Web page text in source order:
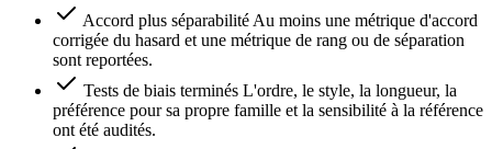
Accord plus séparabilité Au moins une métrique d'accord
corrigée du hasard et une métrique de rang ou de séparation
sont reportées.
Tests de biais terminés L'ordre, le style, la longueur, la
préférence pour sa propre famille et la sensibilité à la référence
ont été audités.